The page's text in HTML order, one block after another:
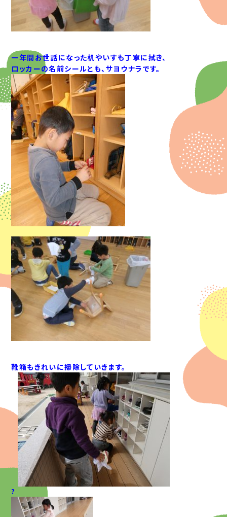
一年間お世話になった机やいすも丁寧に拭き、
ロッカーの名前シールとも、サヨウナラです。
靴箱もきれいに掃除していきます。
?